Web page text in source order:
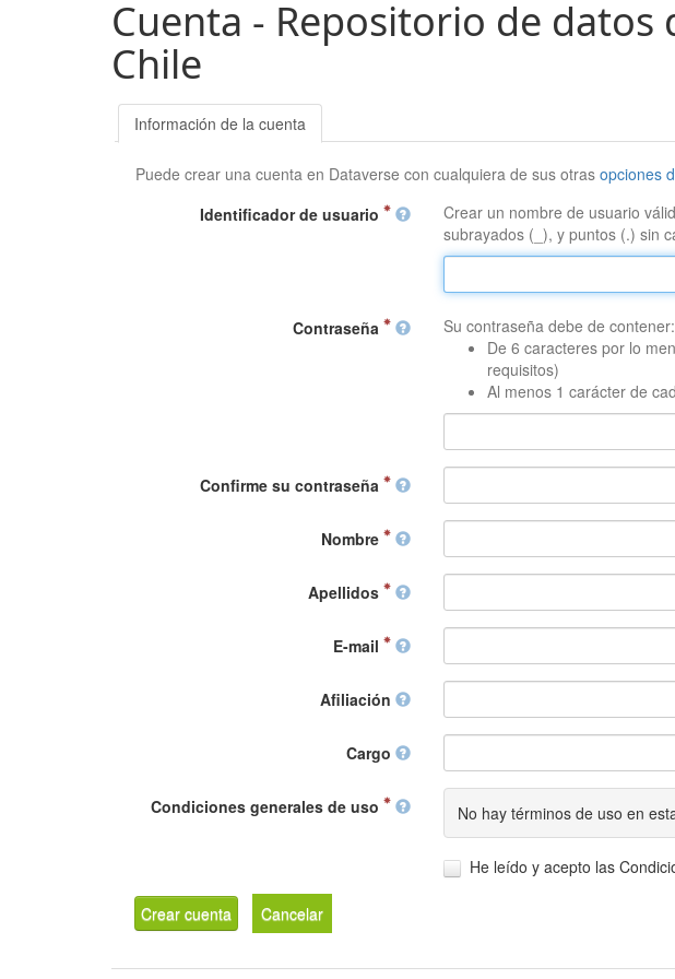
Cuenta - Repositorio de
Chile
Información de la cuenta
Puede crear una cuenta en Dataverse con cualquiera de sus otrasopciones
Identificador de usuario
Crear un nombre de usuario
subrayados (_), y puntos (.) sin
Contraseña
Su contraseña debe de contener:
De 6 caracteres por lo
requisitos)
Al menos 1 carácter de
Confirme su contraseña
Nombre
Apellidos
E-mail
Afiliación
Cargo
Condiciones generales de uso No hay términos de uso en
He leído y acepto las
Crear cuenta Cancelar